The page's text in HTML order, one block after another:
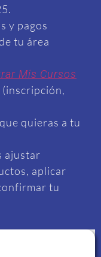
y pagos
tu área
Mis Cursos
(inscripción,
quieras a tu
ajustar
aplicar
tu